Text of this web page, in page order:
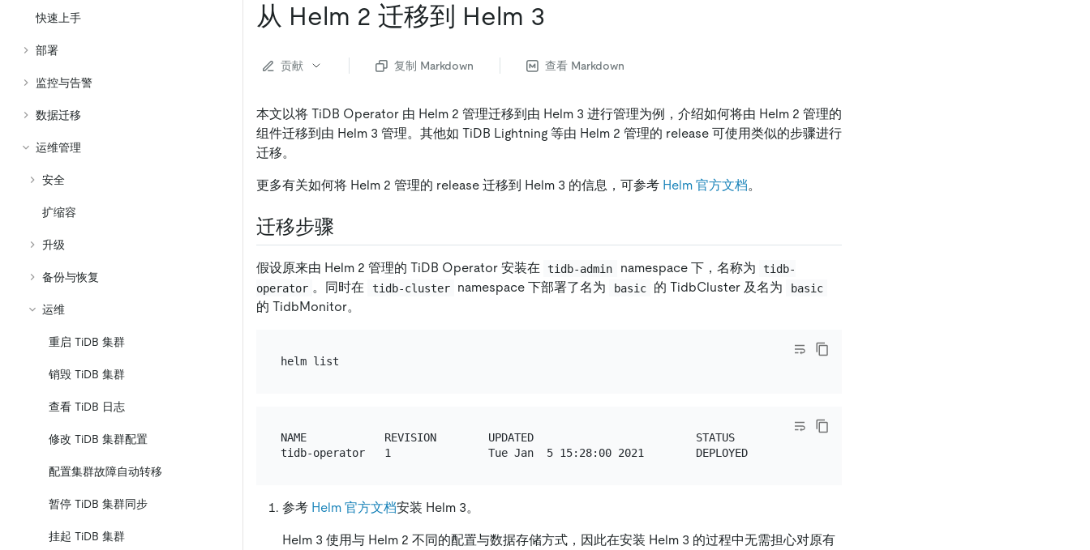
快速上手
部署
监控与告警
数据迁移
运维管理
安全
扩缩容
升级
备份与恢复
运维
重启 TiDB 集群
销毁 TiDB 集群
查看 TiDB 日志
修改 TiDB 集群配置
配置集群故障自动转移
暂停 TiDB 集群同步
挂起 TiDB 集群
从 Helm 2 迁移到 Helm 3
贡献 复制 Markdown 查看 Markdown
本文以将 TiDB Operator 由 Helm 2 管理迁移到由 Helm 3 进行管理为例，介绍如何将由 Helm 2 管理的
组件迁移到由 Helm 3 管理。其他如 TiDB Lightning 等由 Helm 2 管理的 release 可使用类似的步骤进行
迁移。
更多有关如何将 Helm 2 管理的 release 迁移到 Helm 3 的信息，可参考 Helm 官方文档。
迁移步骤
假设原来由 Helm 2 管理的 TiDB Operator 安装在 tidb-admin namespace 下，名称为
tidb-
operator 。同时在 tidb-cluster namespace 下部署了名为 basic 的 TidbCluster 及名为 basic
的 TidbMonitor。
NAME            REVISION        UPDATED                         STATUS          CHART                   APP VERSION
参考 Helm 官方文档安装 Helm 3。
Helm 3 使用与 Helm 2 不同的配置与数据存储方式，因此在安装 Helm 3 的过程中无需担心对原有